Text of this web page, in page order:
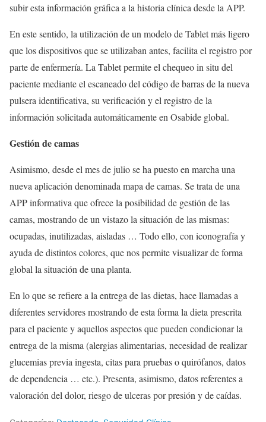
subir esta información gráfica a la historia clínica desde la APP.
En este sentido, la utilización de un modelo de Tablet más ligero
que los dispositivos que se utilizaban antes, facilita el registro por
parte de enfermería. La Tablet permite el chequeo in situ del
paciente mediante el escaneado del código de barras de la nueva
pulsera identificativa, su verificación y el registro de la
información solicitada automáticamente en Osabide global.
Gestión de camas
Asimismo, desde el mes de julio se ha puesto en marcha una
nueva aplicación denominada mapa de camas. Se trata de una
APP informativa que ofrece la posibilidad de gestión de las
camas, mostrando de un vistazo la situación de las mismas:
ocupadas, inutilizadas, aisladas … Todo ello, con iconografía y
ayuda de distintos colores, que nos permite visualizar de forma
global la situación de una planta.
En lo que se refiere a la entrega de las dietas, hace llamadas a
diferentes servidores mostrando de esta forma la dieta prescrita
para el paciente y aquellos aspectos que pueden condicionar la
entrega de la misma (alergias alimentarias, necesidad de realizar
glucemias previa ingesta, citas para pruebas o quirófanos, datos
de dependencia … etc.). Presenta, asimismo, datos referentes a
valoración del dolor, riesgo de ulceras por presión y de caídas.